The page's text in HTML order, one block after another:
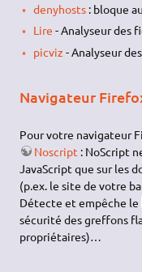
denyhosts: bloque
Lire - Analyseur des
picviz - Analyseur
Navigateur
Pour votre navigateur
Noscript : NoScript
JavaScript que sur les
(p.ex. le site de votre
Détecte et empêche le
sécurité des greffons
propriétaires)…